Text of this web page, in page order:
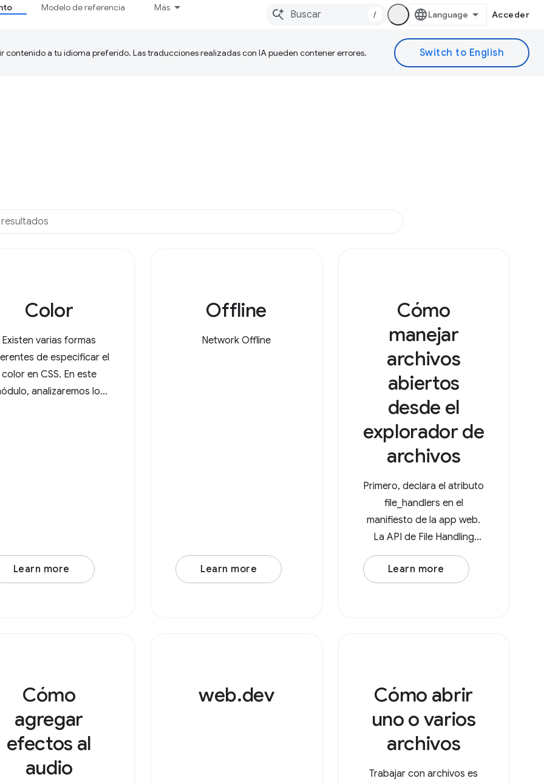
Modelo de referencia Más
/ Acceder
a tu idioma preferido. Las traducciones realizadas con IA pueden contener errores.
Color
Existen varias formas
de especificar el
color en CSS. En este
analizaremos los
Learn more
Offline
Network Offline
Learn more
Cómo
manejar
archivos
abiertos
desde el
explorador de
archivos
Primero, declara el atributo
file_handlers en el
manifiesto de la app web.
La API de File Handling
requiere que especifiques
la propiedad action (una
Learn more
Cómo
agregar
efectos al
audio
web.dev
Cómo abrir
uno o varios
archivos
Trabajar con archivos es